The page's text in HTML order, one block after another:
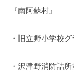
『南阿蘇村』
・旧立野小学校
・沢津野消防詰所